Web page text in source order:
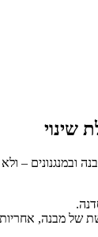
שינוי
ובמנגנונים –
של מבנה, אחריות